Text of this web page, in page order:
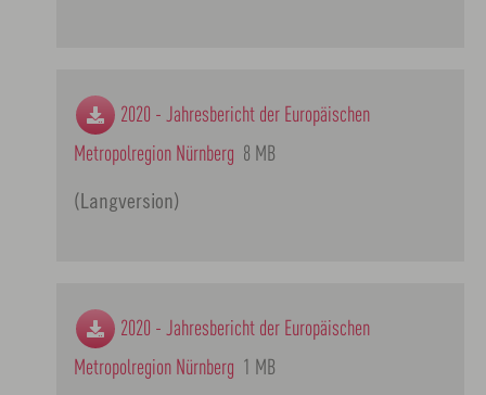
2020 - Jahresbericht der Europäischen
Metropolregion Nürnberg 8 MB
(Langversion)
2020 - Jahresbericht der Europäischen
Metropolregion Nürnberg 1 MB